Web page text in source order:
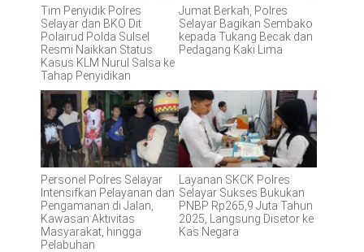
Tim Penyidik Polres
Selayar dan BKO Dit
Polairud Polda Sulsel
Resmi Naikkan Status
Kasus KLM Nurul Salsa ke
Tahap Penyidikan
Jumat Berkah, Polres
Selayar Bagikan Sembako
kepada Tukang Becak dan
Pedagang Kaki Lima
Personel Polres Selayar
Intensifkan Pelayanan dan
Pengamanan di Jalan,
Kawasan Aktivitas
Masyarakat, hingga
Pelabuhan
Layanan SKCK Polres
Selayar Sukses Bukukan
PNBP Rp265,9 Juta Tahun
2025, Langsung Disetor ke
Kas Negara